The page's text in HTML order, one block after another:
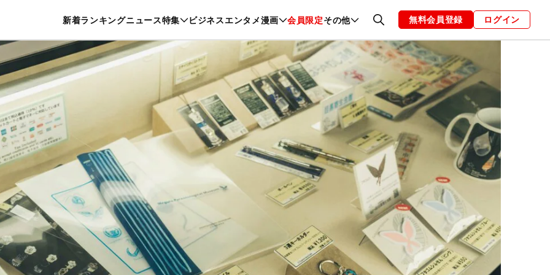
新着ランキングニュース特集 ビジネスエンタメ漫画 会員限定その他
暮らし スポーツ ヘルスケア 美容 グルメ ファッション 恋愛・結婚 編集部 お知らせ
無料会員登録 ログイン